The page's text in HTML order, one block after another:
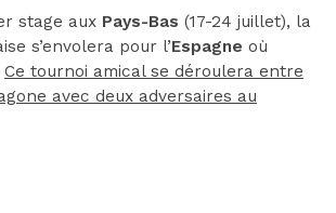
stage aux Pays-Bas (17-24 juillet), la
s’envolera pour l’Espagne où
Ce tournoi amical se déroulera entre
avec deux adversaires au